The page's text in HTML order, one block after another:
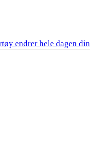
endrer hele dagen din